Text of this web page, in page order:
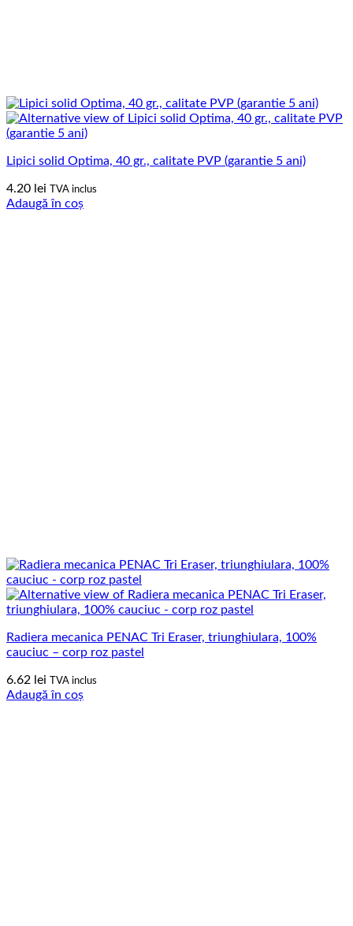
Lipici solid Optima, 40 gr., calitate PVP (garantie 5 ani)
4.20 lei TVA inclus
Adaugă în coș
Radiera mecanica PENAC Tri Eraser, triunghiulara, 100%
cauciuc – corp roz pastel
6.62 lei TVA inclus
Adaugă în coș